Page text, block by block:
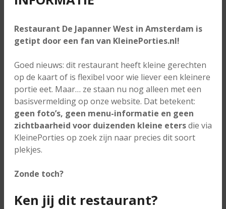
Restaurant De Japanner West in Amsterdam is
getipt door een fan van KleinePorties.nl!
Goed nieuws: dit restaurant heeft kleine gerechten
op de kaart of is flexibel voor wie liever een kleinere
portie eet. Maar… ze staan nu nog alleen met een
basisvermelding op onze website. Dat betekent:
geen foto’s, geen menu-informatie en geen
zichtbaarheid voor duizenden kleine etersdie via
KleinePorties op zoek zijn naar precies dit soort
plekjes.
Zonde toch?
Ken jij dit restaurant?